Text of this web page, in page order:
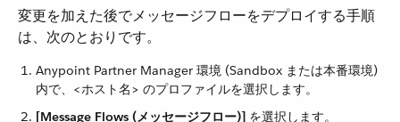
変更を加えた後でメッセージフローをデプロイする手順
は、次のとおりです。
Anypoint Partner Manager 環境 (Sandbox または本番環境)
内で、<ホスト名> のプロファイルを選択します。
[Message Flows (メッセージフロー)] ​ を選択します。